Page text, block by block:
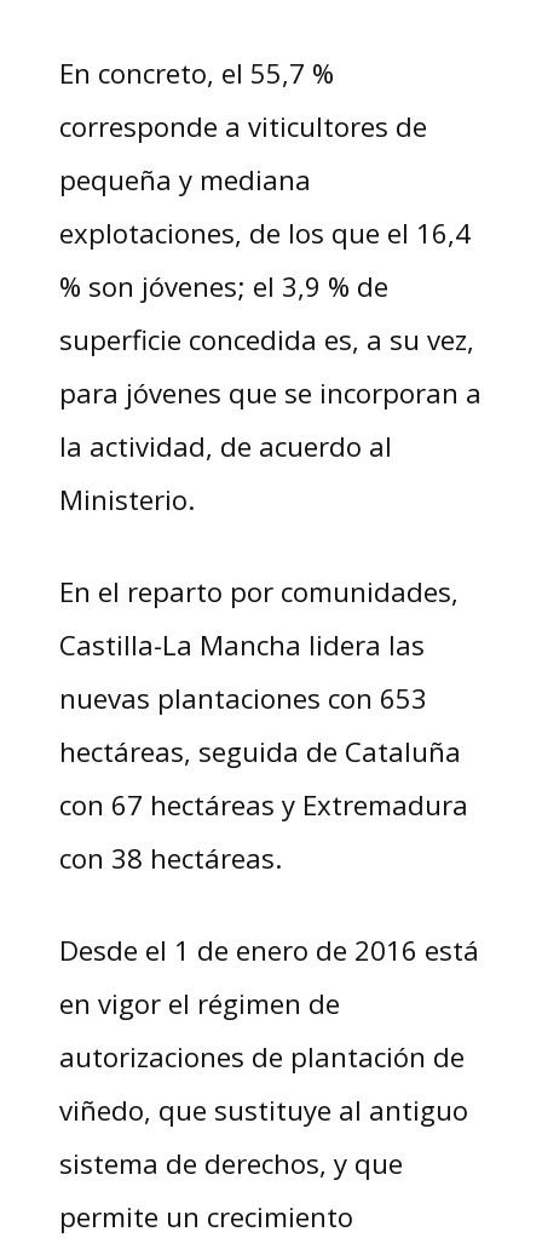
En concreto, el 55,7 %
corresponde a viticultores de
pequeña y mediana
explotaciones, de los que el 16,4
% son jóvenes; el 3,9 % de
superficie concedida es, a su vez,
para jóvenes que se incorporan a
la actividad, de acuerdo al
Ministerio.
En el reparto por comunidades,
Castilla-La Mancha lidera las
nuevas plantaciones con 653
hectáreas, seguida de Cataluña
con 67 hectáreas y Extremadura
con 38 hectáreas.
Desde el 1 de enero de 2016 está
en vigor el régimen de
autorizaciones de plantación de
viñedo, que sustituye al antiguo
sistema de derechos, y que
permite un crecimiento